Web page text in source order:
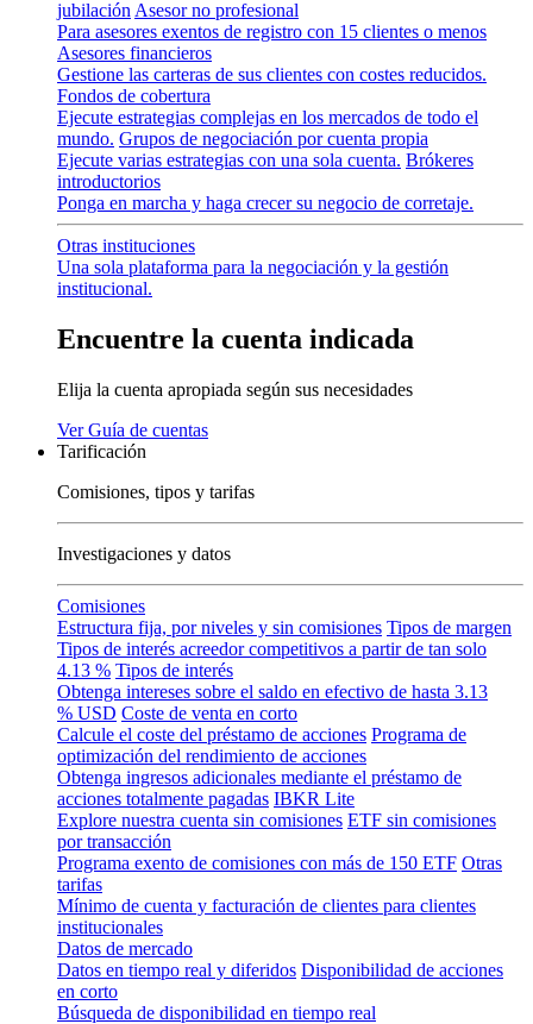
jubilación Asesor no profesional
Para asesores exentos de registro con 15 clientes o menos
Asesores financieros
Gestione las carteras de sus clientes con costes reducidos.
Fondos de cobertura
Ejecute estrategias complejas en los mercados de todo el
mundo. Grupos de negociación por cuenta propia
Ejecute varias estrategias con una sola cuenta. Brókeres
introductorios
Ponga en marcha y haga crecer su negocio de corretaje.
Otras instituciones
Una sola plataforma para la negociación y la gestión
institucional.
Encuentre la cuenta indicada
Elija la cuenta apropiada según sus necesidades
VerGuía de cuentas
Tarificación
Comisiones, tipos y tarifas
Investigaciones y datos
Comisiones
Estructura fija, por niveles y sin comisiones Tipos de margen
Tipos de interés acreedor competitivos a partir de tan solo
4.13 % Tipos de interés
Obtenga intereses sobre el saldo en efectivo de hasta 3.13
% USD Coste de venta en corto
Calcule el coste del préstamo de acciones Programa de
optimización del rendimiento de acciones
Obtenga ingresos adicionales mediante el préstamo de
acciones totalmente pagadas IBKR Lite
Explore nuestra cuenta sin comisiones ETF sin comisiones
por transacción
Programa exento de comisiones con más de 150 ETF Otras
tarifas
Mínimo de cuenta y facturación de clientes para clientes
institucionales
Datos de mercado
Datos en tiempo real y diferidos Disponibilidad de acciones
en corto
Búsqueda de disponibilidad en tiempo real